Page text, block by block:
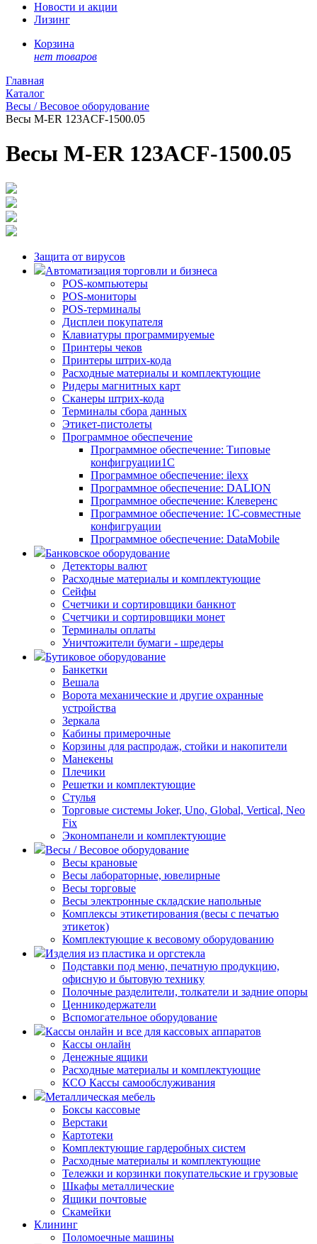
Новости и акции
Лизинг
Корзина
нет товаров
Главная
Каталог
Весы / Весовое оборудование
Весы M-ER 123АCF-1500.05
Весы M-ER 123АCF-1500.05
Защита от вирусов
Автоматизация торговли и бизнеса
POS-компьютеры
POS-мониторы
POS-терминалы
Дисплеи покупателя
Клавиатуры программируемые
Принтеры чеков
Принтеры штрих-кода
Расходные материалы и комплектующие
Ридеры магнитных карт
Сканеры штрих-кода
Терминалы сбора данных
Этикет-пистолеты
Программное обеспечение
Программное обеспечение: Типовые
конфигруации1С
Программное обеспечение: ilexx
Программное обеспечение: DALION
Программное обеспечение: Клеверенс
Программное обеспечение: 1С-совместные
конфигруации
Программное обеспечение: DataMobile
Банковское оборудование
Детекторы валют
Расходные материалы и комплектующие
Сейфы
Счетчики и сортировщики банкнот
Счетчики и сортировщики монет
Терминалы оплаты
Уничтожители бумаги - шредеры
Бутиковое оборудование
Банкетки
Вешала
Ворота механические и другие охранные
устройства
Зеркала
Кабины примерочные
Корзины для распродаж, стойки и накопители
Манекены
Плечики
Решетки и комплектующие
Стулья
Торговые системы Joker, Uno, Global, Vertical, Neo
Fix
Экономпанели и комплектующие
Весы / Весовое оборудование
Весы крановые
Весы лабораторные, ювелирные
Весы торговые
Весы электронные складские напольные
Комплексы этикетирования (весы с печатью
этикеток)
Комплектующие к весовому оборудованию
Изделия из пластика и оргстекла
Подставки под меню, печатную продукцию,
офисную и бытовую технику
Полочные разделители, толкатели и задние опоры
Ценникодержатели
Вспомогательное оборудование
Кассы онлайн и все для кассовых аппаратов
Кассы онлайн
Денежные ящики
Расходные материалы и комплектующие
КСО Кассы самообслуживания
Металлическая мебель
Боксы кассовые
Верстаки
Картотеки
Комплектующие гардеробных систем
Расходные материалы и комплектующие
Тележки и корзинки покупательские и грузовые
Шкафы металлические
Ящики почтовые
Скамейки
Клининг
Поломоечные машины